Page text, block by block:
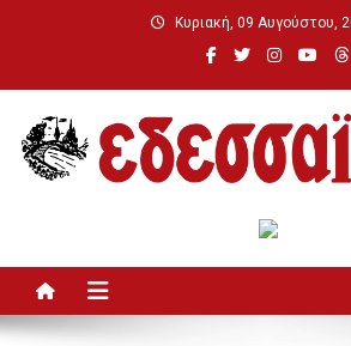
Κυριακή, 09 Αυγούστου,